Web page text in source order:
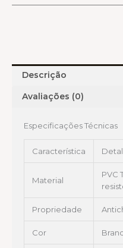
Descrição
Avaliações (0)
Especificações Técnicas
Característica
Material
PVC
Propriedade
Cor